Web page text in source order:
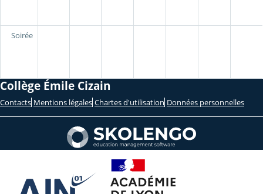
Soirée
Collège Émile Cizain
Contacts Mentions légales Chartes d'utilisation Données personnelles